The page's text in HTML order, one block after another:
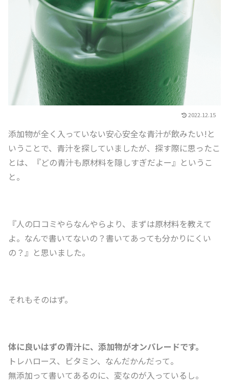
2022.12.15
添加物が全く入っていない安心安全な青汁が飲みたい!と
いうことで、青汁を探していましたが、探す際に思ったこ
とは、『どの青汁も原材料を隠しすぎだよー』というこ
と。
『人の口コミやらなんやらより、まずは原材料を教えて
よ。なんで書いてないの？書いてあっても分かりにくい
の？』と思いました。
それもそのはず。
体に良いはずの青汁に、添加物がオンパレードです。
トレハロース、ビタミン、なんだかんだって。
無添加って書いてあるのに、変なのが入っているし。